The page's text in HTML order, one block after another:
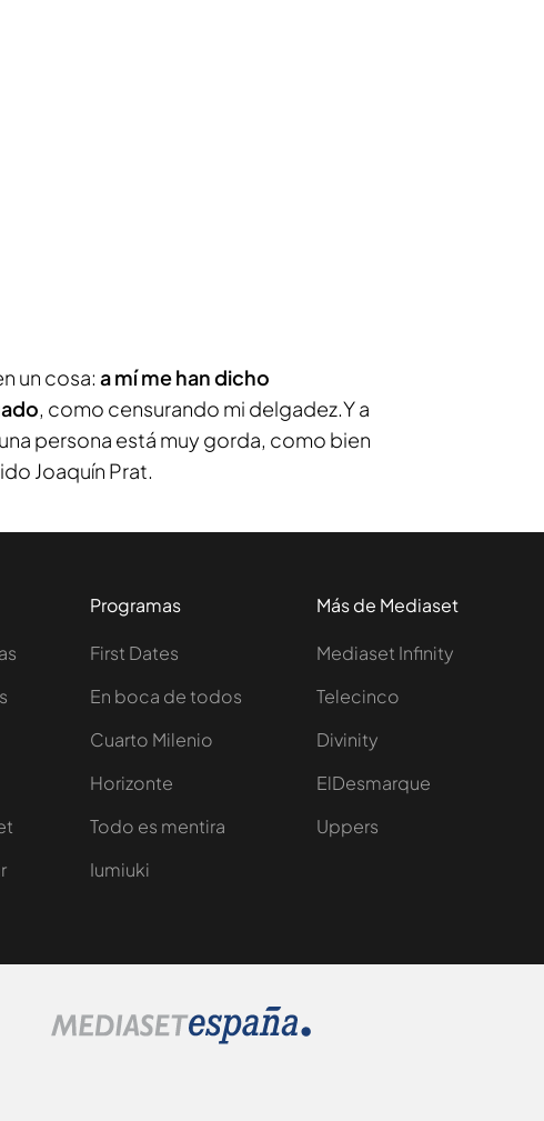
un cosa: a mí me han dicho
, como censurando mi delgadez.Y a
persona está muy gorda, como bien
Joaquín Prat.
Programas
First Dates
En boca de todos
Cuarto Milenio
Horizonte
Todo es mentira
Iumiuki
Más de Mediaset
Mediaset Infinity
Telecinco
Divinity
ElDesmarque
Uppers